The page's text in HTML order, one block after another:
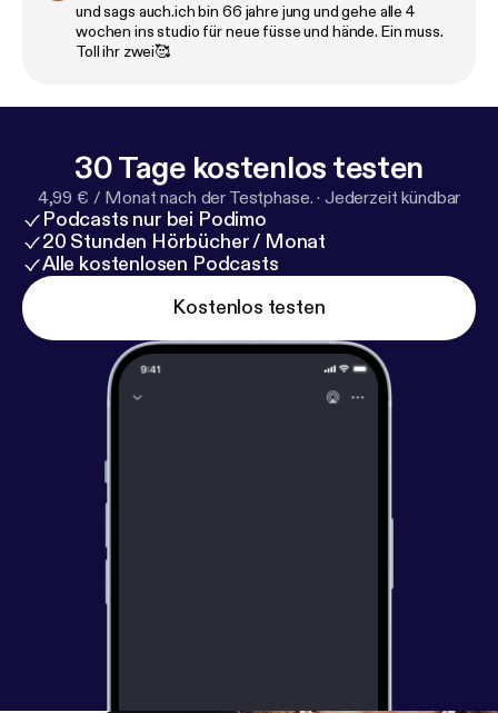
Waffen ihrer Federtasche kämpfen, erfahrt ihr in
dieser Folge.
und sags auch.ich bin 66 jahre jung und gehe alle 4
wochen ins studio für neue füsse und hände. Ein muss.
Toll ihr zwei🥰
30 Tage kostenlos testen
4,99 € / Monat nach der Testphase. · Jederzeit kündbar
Podcasts nur bei Podimo
20 Stunden Hörbücher / Monat
Alle kostenlosen Podcasts
Kostenlos testen